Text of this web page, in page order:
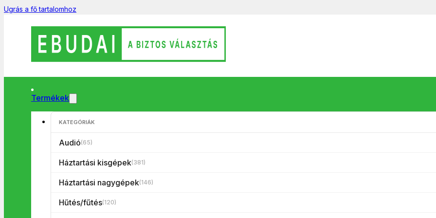
Ugrás a fő tartalomhoz
Termékek
KATEGÓRIÁK
Audió(65)
Háztartási kisgépek(381)
Háztartási nagygépek(146)
Hűtés/fűtés(120)
Termék kategóriák